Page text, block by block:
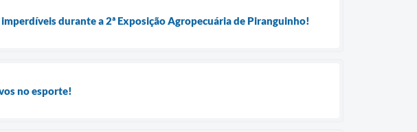
durante a 2ª Exposição Agropecuária de Piranguinho!
no esporte!